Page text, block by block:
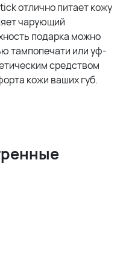
отлично питает кожу
чарующий
подарка можно
тампопечати или уф-
средством
кожи ваших губ.